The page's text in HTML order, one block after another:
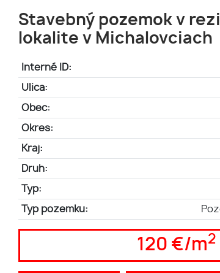
Stavebný pozemok v
lokalite v Michalovciach
Interné ID:
Ulica:
Obec:
Okres:
Kraj:
Druh:
Typ:
Typ pozemku:
120 €/m2